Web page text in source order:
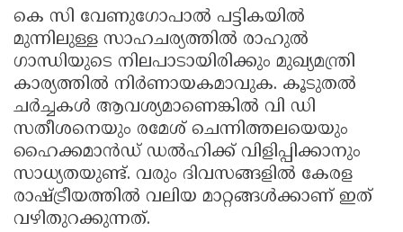
കെ സി വേണുഗോപാൽ പട്ടികയിൽ
മുന്നിലുള്ള സാഹചര്യത്തിൽ രാഹുൽ
ഗാന്ധിയുടെ നിലപാടായിരിക്കും മുഖ്യമന്ത്രി
കാര്യത്തിൽ നിർണായകമാവുക. കൂടുതൽ
ചർച്ചകൾ ആവശ്യമാണെങ്കിൽ വി ഡി
സതീശനെയും രമേശ് ചെന്നിത്തലയെയും
ഹൈക്കമാൻഡ് ഡൽഹിക്ക് വിളിപ്പിക്കാനും
സാധ്യതയുണ്ട്. വരും ദിവസങ്ങളിൽ കേരള
രാഷ്ട്രീയത്തിൽ വലിയ മാറ്റങ്ങൾക്കാണ് ഇത്
വഴിതുറക്കുന്നത്.